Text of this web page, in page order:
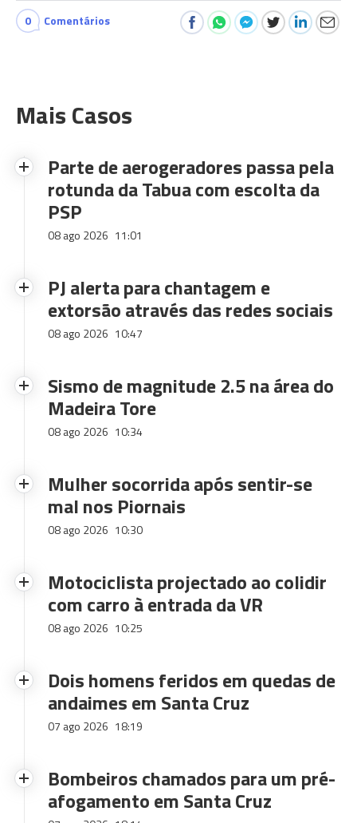
0 Comentários
Mais Casos
Parte de aerogeradores passa pela
rotunda da Tabua com escolta da
PSP
08 ago 2026 11:01
PJ alerta para chantagem e
extorsão através das redes sociais
08 ago 2026 10:47
Sismo de magnitude 2.5 na área do
Madeira Tore
08 ago 2026 10:34
Mulher socorrida após sentir-se
mal nos Piornais
08 ago 2026 10:30
Motociclista projectado ao colidir
com carro à entrada da VR
08 ago 2026 10:25
Dois homens feridos em quedas de
andaimes em Santa Cruz
07 ago 2026 18:19
Bombeiros chamados para um pré-
afogamento em Santa Cruz